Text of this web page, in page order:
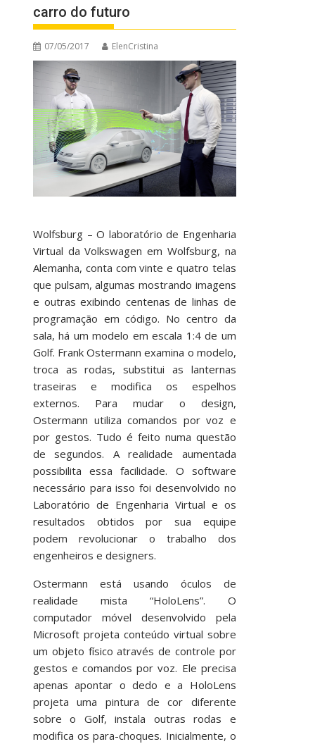
carro do futuro
07/05/2017 ElenCristina
Wolfsburg – O laboratório de Engenharia
Virtual da Volkswagen em Wolfsburg, na
Alemanha, conta com vinte e quatro telas
que pulsam, algumas mostrando imagens
e outras exibindo centenas de linhas de
programação em código. No centro da
sala, há um modelo em escala 1:4 de um
Golf. Frank Ostermann examina o modelo,
troca as rodas, substitui as lanternas
traseiras e modifica os espelhos
externos. Para mudar o design,
Ostermann utiliza comandos por voz e
por gestos. Tudo é feito numa questão
de segundos. A realidade aumentada
possibilita essa facilidade. O software
necessário para isso foi desenvolvido no
Laboratório de Engenharia Virtual e os
resultados obtidos por sua equipe
podem revolucionar o trabalho dos
engenheiros e designers.
Ostermann está usando óculos de
realidade mista “HoloLens”. O
computador móvel desenvolvido pela
Microsoft projeta conteúdo virtual sobre
um objeto físico através de controle por
gestos e comandos por voz. Ele precisa
apenas apontar o dedo e a HoloLens
projeta uma pintura de cor diferente
sobre o Golf, instala outras rodas e
modifica os para-choques. Inicialmente, o